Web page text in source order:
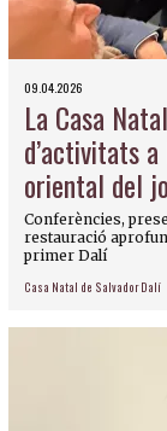
09.04.2026
La Casa
d’activitats
oriental del
Conferències,
restauració
primer Dalí
Casa Natal de Salvador Dalí